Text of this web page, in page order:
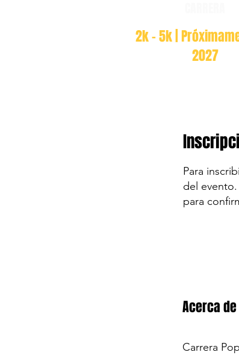
2k - 5k |
2027
Para
del
para
Acerca
Carrera